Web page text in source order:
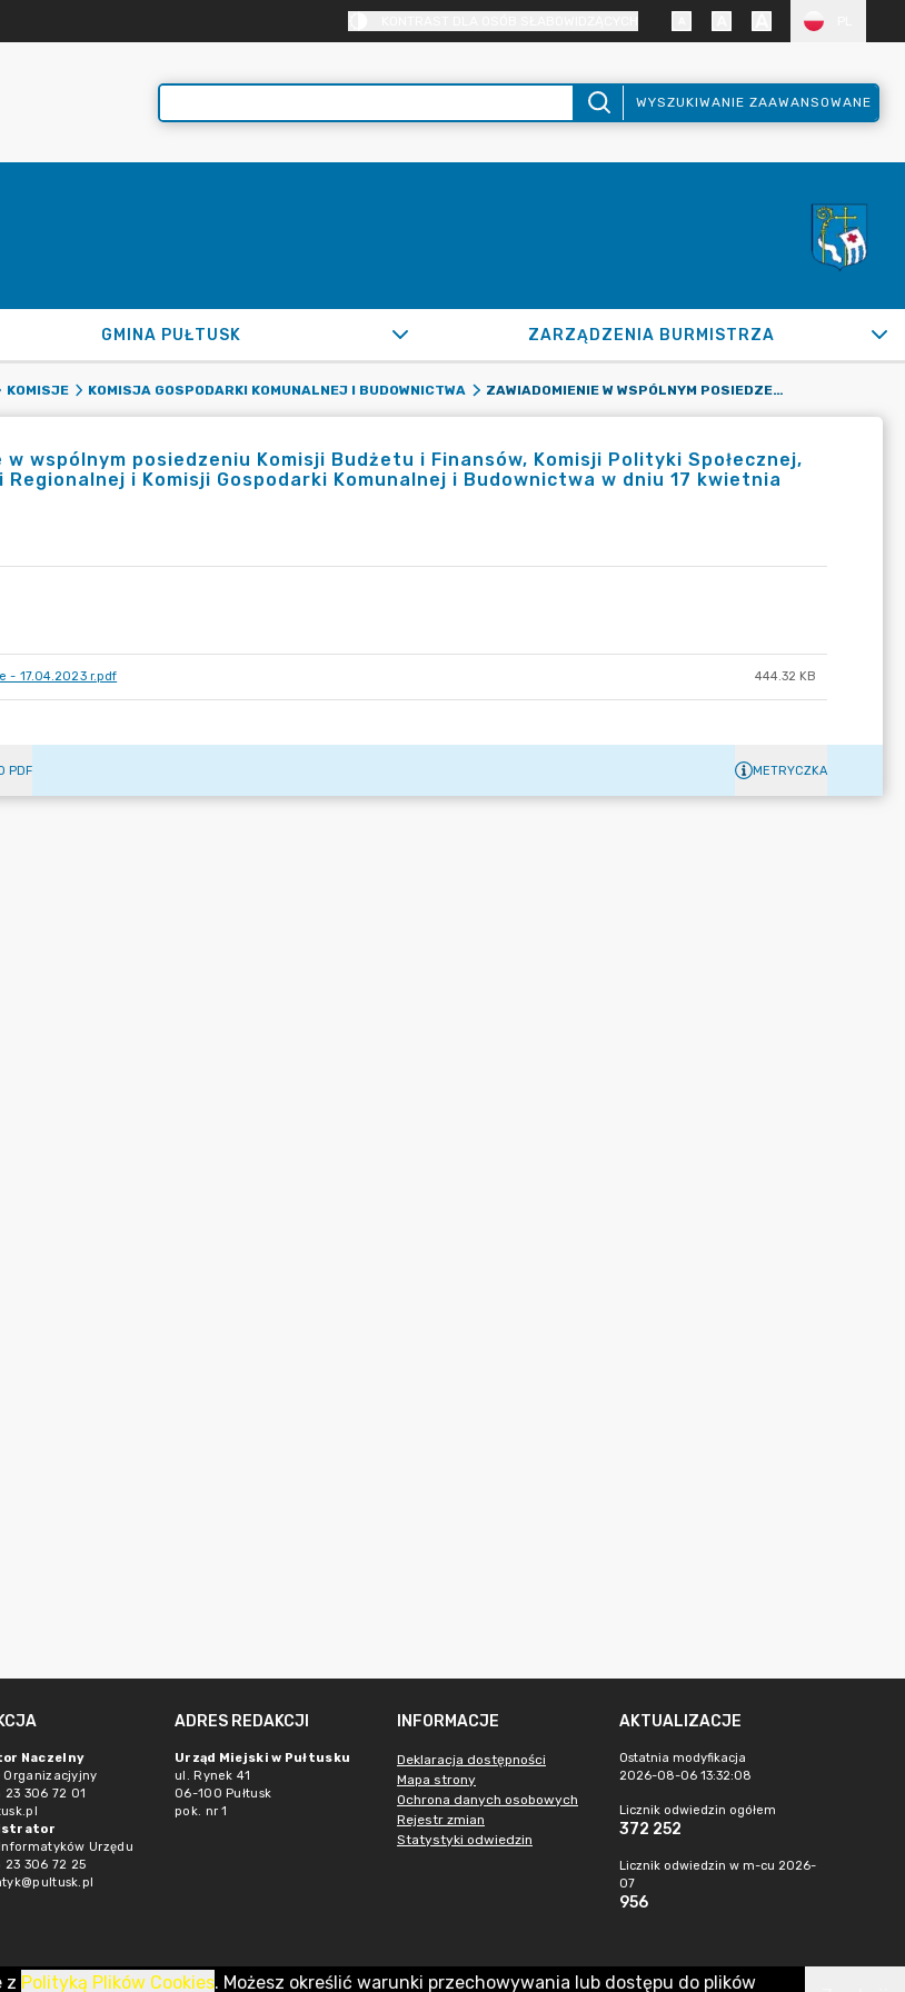
WYSZUKIWANIE ZAAWANSOWANE
GMINA PUŁTUSK ZARZĄDZENIA BURMISTRZA
KOMISJE KOMISJA GOSPODARKI KOMUNALNEJ I BUDOWNICTWA ZAWIADOMIENIE W WSPÓLNYM POSIEDZENIU KOMISJI BUDŻETU I FINANSÓW, KOMISJI POLITYKI SPOŁECZNEJ, KOMISJI POLITYKI REGIONALNEJ I KOMISJI GOSPODARKI KOMUNALNEJ I BUDOWNICTWA W DNIU 17 KWIETNIA 2023 R.
w wspólnym posiedzeniu Komisji Budżetu i Finansów, Komisji Polityki Społecznej,
Regionalnej i Komisji Gospodarki Komunalnej i Budownictwa w dniu 17 kwietnia
- 17.04.2023 r.pdf 444.32 KB
PDF METRYCZKA
Naczelny
Organizacjyjny
306 72 01
Urzędu
306 72 25
ADRES REDAKCJI
Urząd Miejski w Pułtusku
ul. Rynek 41
06-100 Pułtusk
pok. nr 1
INFORMACJE
Deklaracja dostępności
Mapa strony
Ochrona danych osobowych
Rejestr zmian
Statystyki odwiedzin
AKTUALIZACJE
Ostatnia modyfikacja
2026-08-06 13:32:08
Licznik odwiedzin ogółem
372 252
Licznik odwiedzin w m-cu 2026-
07
956
z Polityką Plików Cookies. Możesz określić warunki przechowywania lub dostępu do plików